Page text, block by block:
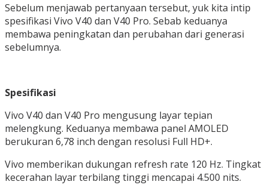
Sebelum menjawab pertanyaan tersebut, yuk kita intip
spesifikasi Vivo V40 dan V40 Pro. Sebab keduanya
membawa peningkatan dan perubahan dari generasi
sebelumnya.
Spesifikasi
Vivo V40 dan V40 Pro mengusung layar tepian
melengkung. Keduanya membawa panel AMOLED
berukuran 6,78 inch dengan resolusi Full HD+.
Vivo memberikan dukungan refresh rate 120 Hz. Tingkat
kecerahan layar terbilang tinggi mencapai 4.500 nits.